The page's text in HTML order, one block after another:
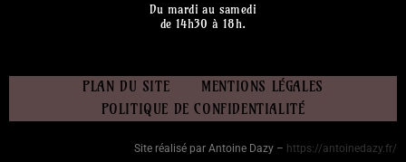
Du mardi au samedi
de 14h30 à 18h.
PLAN DU SITE
MENTIONS LÉGALES
POLITIQUE DE CONFIDENTIALITÉ
Site réalisé par Antoine Dazy – https://antoinedazy.fr/